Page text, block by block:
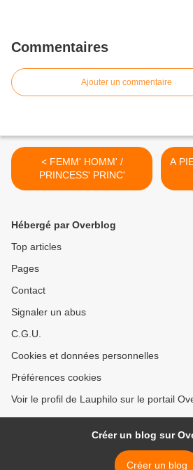
Commentaires
Ajouter un commentaire
< FEMM' HOMM' /
PRINCESS' PRINC'
A
Hébergé par Overblog
Top articles
Pages
Contact
Signaler un abus
C.G.U.
Cookies et données personnelles
Préférences cookies
Voir le profil de Lauphilo sur le portail
Créer un blog sur
Créer un blog